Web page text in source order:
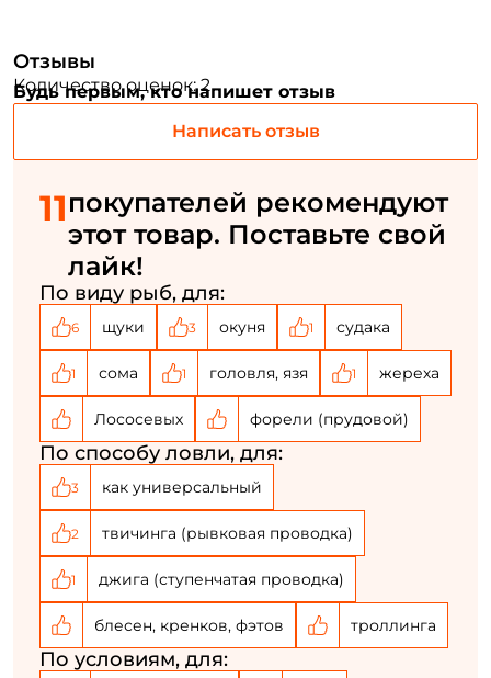
Отзывы
Количество оценок: 2
Будь первым, кто напишет отзыв
Написать отзыв
11покупателей рекомендуют
этот товар. Поставьте свой
лайк!
По виду рыб, для:
6 щуки 3 окуня 1 судака
1 сома 1 головля, язя 1 жереха
Лососевых форели (прудовой)
По способу ловли, для:
3 как универсальный
2 твичинга (рывковая проводка)
1 джига (ступенчатая проводка)
блесен, кренков, фэтов троллинга
По условиям, для:
Повторите пароль: *
Создать аккаунт
У меня уже есть аккаунт